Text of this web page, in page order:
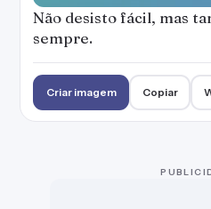
Não desisto fácil, mas
sempre.
Criar imagem Copiar